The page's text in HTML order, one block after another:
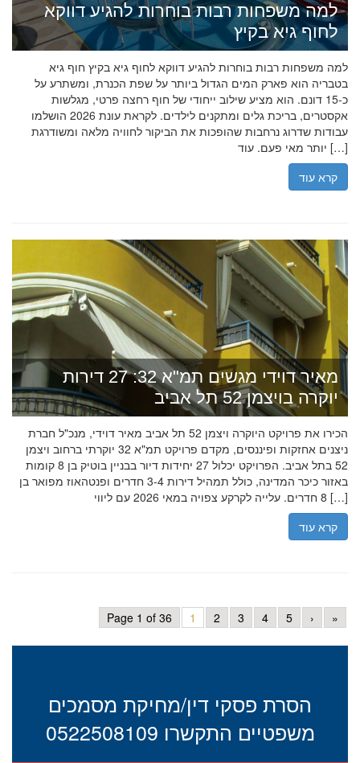
למה משפחות רבות בוחרות להגיע דווקא
לחוף גיא בקיץ
למה משפחות רבות בוחרות להגיע דווקא לחוף גיא בקיץ חוף גיא
בטבריה הוא פארק המים הגדול ביותר על שפת הכנרת, ומשתרע על
כ-15 דונם. הוא מציע שילוב ייחודי של חוף רחצה פרטי, מגלשות
אקסטרים, בריכת גלים ומתקנים לילדים. לקראת עונת 2026 הושלמו
עבודות שדרוג נרחבות שהופכות את הביקור לחוויה מלאה ומשודרגת
יותר מאי פעם. עוד […]
קרא עוד
מאיר דוידי מגשים תמ"א 32: 27 דירות
יוקרה בויצמן 52 תל אביב
הכירו את פרויקט היוקרה ויצמן 52 תל אביב מאיר דוידי, מנכ"ל חברת
ניצנים אחזקות ופיננסים, מקדם פרויקט תמ"א 32 יוקרתי ברחוב ויצמן
52 בתל אביב. הפרויקט יכלול 27 יחידות דיור בבניין בוטיק בן 8 קומות
באזור כיכר המדינה, כולל תמהיל דירות 3-4 חדרים ופנטהאוז מפואר בן
8 חדרים. עלייה לקרקע צפויה במאי 2026 עם ליווי […]
קרא עוד
Page 1 of 36 1 2 3 4 5 › »
הסרת פסקי דין/מחיקת מסמכים
משפטיים התקשרו 0522508109